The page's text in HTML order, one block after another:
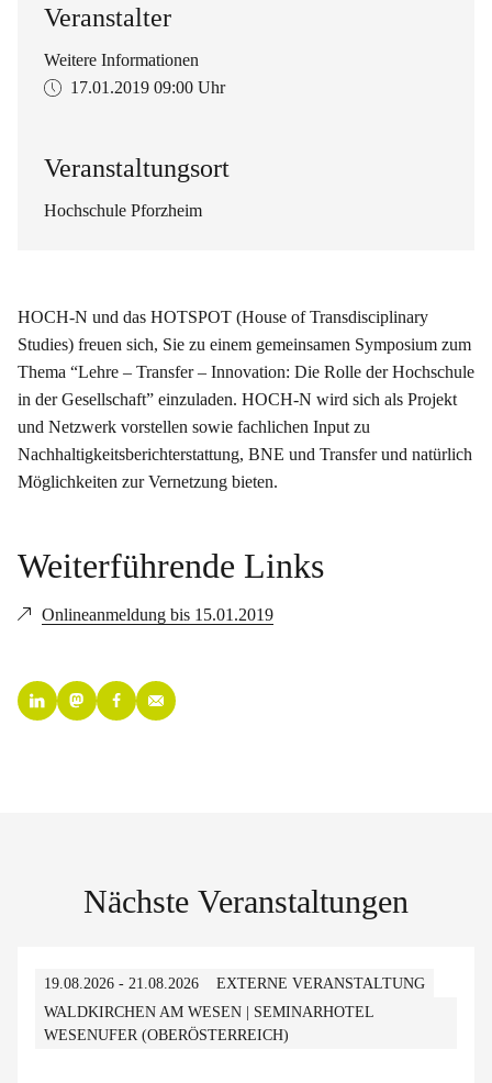
Veranstalter
Weitere Informationen
17.01.2019 09:00 Uhr
Veranstaltungsort
Hochschule Pforzheim
HOCH-N und das HOTSPOT (House of Transdisciplinary
Studies) freuen sich, Sie zu einem gemeinsamen Symposium zum
Thema “Lehre – Transfer – Innovation: Die Rolle der Hochschule
in der Gesellschaft” einzuladen. HOCH-N wird sich als Projekt
und Netzwerk vorstellen sowie fachlichen Input zu
Nachhaltigkeitsberichterstattung, BNE und Transfer und natürlich
Möglichkeiten zur Vernetzung bieten.
Weiterführende Links
Onlineanmeldung bis 15.01.2019
Nächste Veranstaltungen
19.08.2026 - 21.08.2026
EXTERNE VERANSTALTUNG
WALDKIRCHEN AM WESEN | SEMINARHOTEL
WESENUFER (OBERÖSTERREICH)